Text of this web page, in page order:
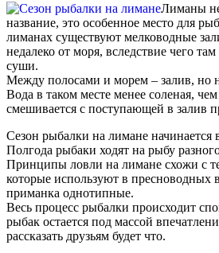
Лиманы
название, это особенное место для
лиманах существуют мелководные
недалеко от моря, вследствие чего
суши.
Между полосами и морем – залив, но
Вода в таком месте менее соленая,
смешивается с поступающей в залив
Сезон рыбалки на лимане начинается
Полгода рыбаки ходят на рыбу
Принципы ловли на лимане схожи с
которые используют в пресноводных
приманка однотипные.
Весь процесс рыбалки происходит
рыбак остается под массой
рассказать друзьям будет что.